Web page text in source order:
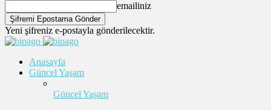
emailiniz
Yeni şifreniz e-postayla gönderilecektir.
Anasayfa
Güncel Yaşam
Güncel Yaşam